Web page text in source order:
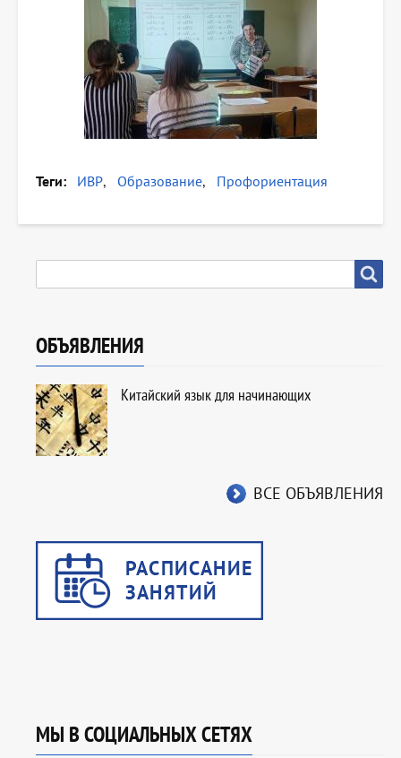
Теги ИВР Образование Профориентация
ОБЪЯВЛЕНИЯ
Китайский язык для начинающих
ВСЕ ОБЪЯВЛЕНИЯ
МЫ В СОЦИАЛЬНЫХ СЕТЯХ